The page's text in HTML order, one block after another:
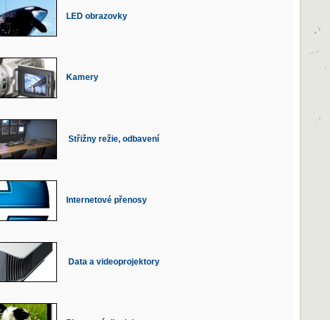
LED obrazovky
Kamery
Střižny režie, odbavení
Internetové přenosy
Data a videoprojektory